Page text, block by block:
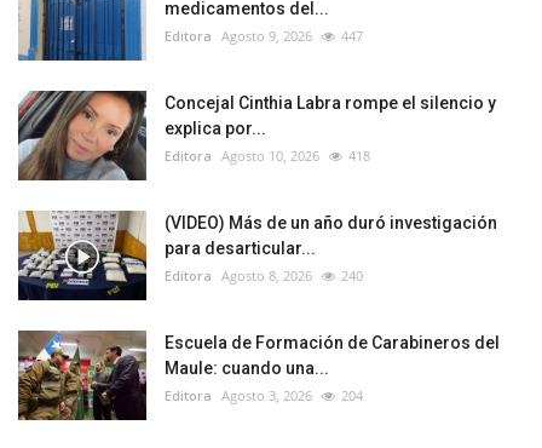
medicamentos del...
Editora Agosto 9, 2026 447
Concejal Cinthia Labra rompe el silencio y
explica por...
Editora Agosto 10, 2026 418
(VIDEO) Más de un año duró investigación
para desarticular...
Editora Agosto 8, 2026 240
Escuela de Formación de Carabineros del
Maule: cuando una...
Editora Agosto 3, 2026 204